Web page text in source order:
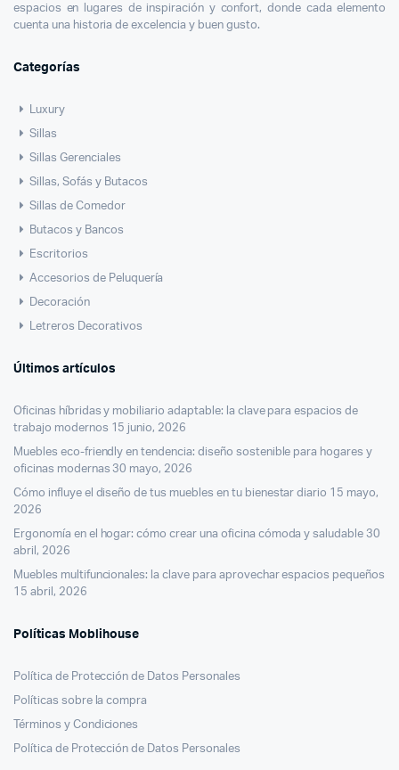
espacios en lugares de inspiración y confort, donde cada elemento
cuenta una historia de excelencia y buen gusto.
Categorías
Luxury
Sillas
Sillas Gerenciales
Sillas, Sofás y Butacos
Sillas de Comedor
Butacos y Bancos
Escritorios
Accesorios de Peluquería
Decoración
Letreros Decorativos
Últimos artículos
Oficinas híbridas y mobiliario adaptable: la clave para espacios de
trabajo modernos 15 junio, 2026
Muebles eco-friendly en tendencia: diseño sostenible para hogares y
oficinas modernas 30 mayo, 2026
Cómo influye el diseño de tus muebles en tu bienestar diario 15 mayo,
2026
Ergonomía en el hogar: cómo crear una oficina cómoda y saludable 30
abril, 2026
Muebles multifuncionales: la clave para aprovechar espacios pequeños
15 abril, 2026
Políticas Moblihouse
Política de Protección de Datos Personales
Políticas sobre la compra
Términos y Condiciones
Política de Protección de Datos Personales